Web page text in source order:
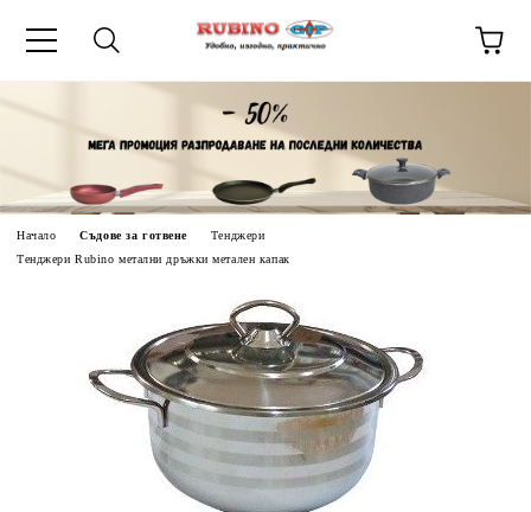
Начало Съдове за готвене
Тенджери
Тенджери Rubino метални дръжки метален капак